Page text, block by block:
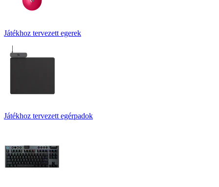
Játékhoz tervezett egerek
Játékhoz tervezett egérpadok